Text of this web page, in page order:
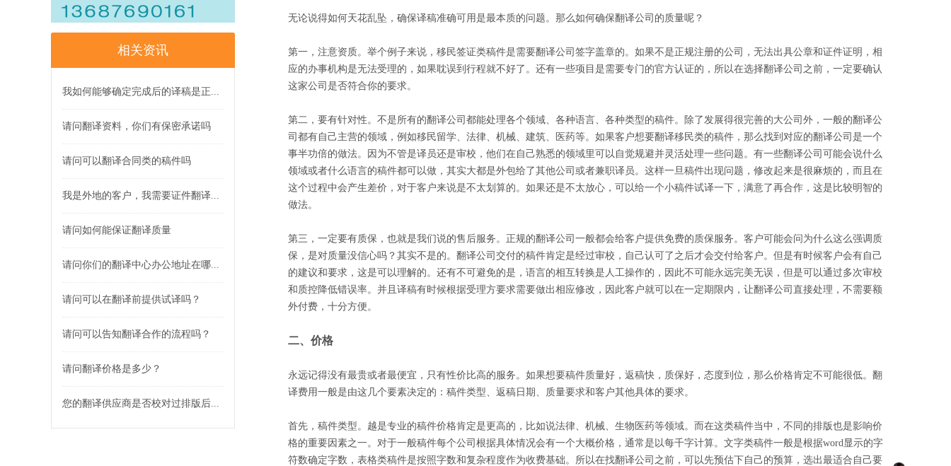
相关资讯
我如何能够确定完成后的译稿是正...
请问翻译资料，你们有保密承诺吗
请问可以翻译合同类的稿件吗
我是外地的客户，我需要证件翻译...
请问如何能保证翻译质量
请问你们的翻译中心办公地址在哪...
请问可以在翻译前提供试译吗？
请问可以告知翻译合作的流程吗？
请问翻译价格是多少？
您的翻译供应商是否校对过排版后...
无论说得如何天花乱坠，确保译稿准确可用是最本质的问题。那么如何确保翻译公司的质量呢？
第一，注意资质。举个例子来说，移民签证类稿件是需要翻译公司签字盖章的。如果不是正规注册的公司，无法出具公章和证件证明，相
应的办事机构是无法受理的，如果耽误到行程就不好了。还有一些项目是需要专门的官方认证的，所以在选择翻译公司之前，一定要确认
这家公司是否符合你的要求。
第二，要有针对性。不是所有的翻译公司都能处理各个领域、各种语言、各种类型的稿件。除了发展得很完善的大公司外，一般的翻译公
司都有自己主营的领域，例如移民留学、法律、机械、建筑、医药等。如果客户想要翻译移民类的稿件，那么找到对应的翻译公司是一个
事半功倍的做法。因为不管是译员还是审校，他们在自己熟悉的领域里可以自觉规避并灵活处理一些问题。有一些翻译公司可能会说什么
领域或者什么语言的稿件都可以做，其实大都是外包给了其他公司或者兼职译员。这样一旦稿件出现问题，修改起来是很麻烦的，而且在
这个过程中会产生差价，对于客户来说是不太划算的。如果还是不太放心，可以给一个小稿件试译一下，满意了再合作，这是比较明智的
做法。
第三，一定要有质保，也就是我们说的售后服务。正规的翻译公司一般都会给客户提供免费的质保服务。客户可能会问为什么这么强调质
保，是对质量没信心吗？其实不是的。翻译公司交付的稿件肯定是经过审校，自己认可了之后才会交付给客户。但是有时候客户会有自己
的建议和要求，这是可以理解的。还有不可避免的是，语言的相互转换是人工操作的，因此不可能永远完美无误，但是可以通过多次审校
和质控降低错误率。并且译稿有时候根据受理方要求需要做出相应修改，因此客户就可以在一定期限内，让翻译公司直接处理，不需要额
外付费，十分方便。
二、价格
永远记得没有最贵或者最便宜，只有性价比高的服务。如果想要稿件质量好，返稿快，质保好，态度到位，那么价格肯定不可能很低。翻
译费用一般是由这几个要素决定的：稿件类型、返稿日期、质量要求和客户其他具体的要求。
首先，稿件类型。越是专业的稿件价格肯定是更高的，比如说法律、机械、生物医药等领域。而在这类稿件当中，不同的排版也是影响价
格的重要因素之一。对于一般稿件每个公司根据具体情况会有一个大概价格，通常是以每千字计算。文字类稿件一般是根据word显示的字
符数确定字数，表格类稿件是按照字数和复杂程度作为收费基础。所以在找翻译公司之前，可以先预估下自己的预算，选出最适合自己要